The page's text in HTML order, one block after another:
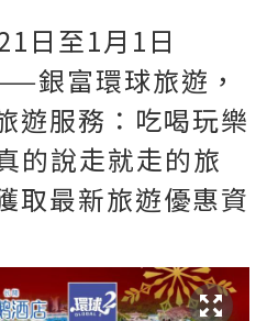
日至1月1日
銀富環球旅遊，
遊服務：吃喝玩樂
的說走就走的旅
取最新旅遊優惠資